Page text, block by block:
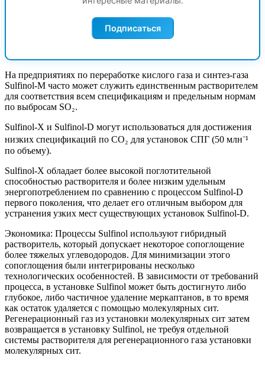
Подписаться
На предприятиях по переработке кислого газа и синтез-газа
Sulfinol-M часто может служить единственным растворителем
для соответствия всем спецификациям и предельным нормам
по выбросам SO₂.
Sulfinol-X и Sulfinol-D могут использоваться для достижения
низких спецификаций по CO₂ для установок СПГ (50 млн⁻¹
по объему).
Sulfinol-X обладает более высокой поглотительной
способностью растворителя и более низким удельным
энергопотреблением по сравнению с процессом Sulfinol-D
первого поколения, что делает его отличным выбором для
устранения узких мест существующих установок Sulfinol-D.
Экономика: Процессы Sulfinol используют гибридный
растворитель, который допускает некоторое сопоглощение
более тяжелых углеводородов. Для минимизации этого
сопоглощения были интегрированы несколько
технологических особенностей. В зависимости от требований
процесса, в установке Sulfinol может быть достигнуто либо
глубокое, либо частичное удаление меркаптанов, в то время
как остаток удаляется с помощью молекулярных сит.
Регенерационный газ из установки молекулярных сит затем
возвращается в установку Sulfinol, не требуя отдельной
системы растворителя для регенерационного газа установки
молекулярных сит.